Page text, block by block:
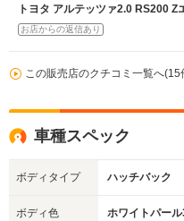
トヨタ アルテッツァ2.0 RS200 Z
お店からの返信あり
この販売店のクチコミ一覧へ(15
車種スペック
ボディタイプ ハッチバック
ボディ色 ホワイトパー